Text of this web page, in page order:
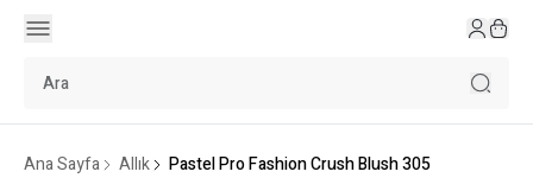
Ana Sayfa Allık Pastel Pro Fashion Crush Blush 305